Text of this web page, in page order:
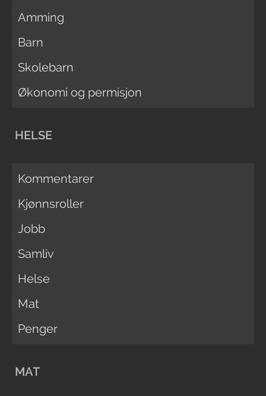
Amming
Barn
Skolebarn
Økonomi og permisjon
HELSE
Kommentarer
Kjønnsroller
Jobb
Samliv
Helse
Mat
Penger
MAT